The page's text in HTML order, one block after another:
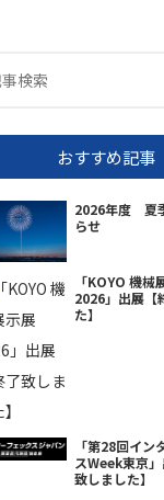
おすすめ記事
2026年度 夏
らせ
「KOYO 機械
2026」出展【
た】
「第28回イン
スWeek東京
致しました】